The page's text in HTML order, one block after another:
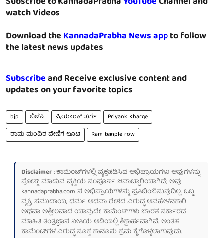
watch Videos
Download theKannadaPrabha News appto follow
the latest news updates
Subscribeand Receive exclusive content and
updates on your favorite topics
bjp ಬಿಜೆಪಿ ಪ್ರಿಯಾಂಕ್ ಖರ್ಗೆ
Priyank Kharge
ರಾಮ ಮಂದಿರ ದೇಣಿಗೆ ಲೂಟಿ
Ram temple row
Disclaimer: ಕಾಮೆಂಟ್‌ಗಳಲ್ಲಿ ವ್ಯಕ್ತಪಡಿಸಿದ ಅಭಿಪ್ರಾಯಗಳು ಅವುಗಳನ್ನು
ಪೋಸ್ಟ್ ಮಾಡುವ ವ್ಯಕ್ತಿಯ ಸಂಪೂರ್ಣ ಜವಾಬ್ದಾರಿಯಾಗಿದೆ; ಅವು
kannadaprabha.com ನ ಅಭಿಪ್ರಾಯಗಳನ್ನು ಪ್ರತಿಬಿಂಬಿಸುವುದಿಲ್ಲ. ಒಬ್ಬ
ವ್ಯಕ್ತಿ, ಸಮುದಾಯ, ಧರ್ಮ ಅಥವಾ ದೇಶದ ವಿರುದ್ಧ ಅವಹೇಳನಕಾರಿ
ಅಥವಾ ಅಶ್ಲೀಲವಾದ ಯಾವುದೇ ಕಾಮೆಂಟ್‌ಗಳು ಭಾರತ ಸರ್ಕಾರದ
ಮಾಹಿತಿ ತಂತ್ರಜ್ಞಾನ ನೀತಿಯ ಅಡಿಯಲ್ಲಿ ಶಿಕ್ಷಾರ್ಹವಾಗಿವೆ. ಅಂತಹ
ಕಾಮೆಂಟ್‌ಗಳ ವಿರುದ್ಧ ಸೂಕ್ತ ಕಾನೂನು ಕ್ರಮ ಕೈಗೊಳ್ಳಲಾಗುವುದು.